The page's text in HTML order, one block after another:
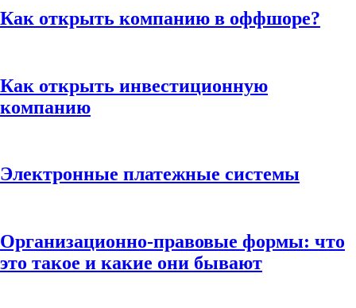
Как открыть компанию в оффшоре?
Как открыть инвестиционную
компанию
Электронные платежные системы
Организационно-правовые формы: что
это такое и какие они бывают